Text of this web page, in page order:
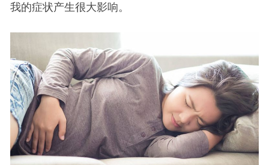
我的症状产生很大影响。